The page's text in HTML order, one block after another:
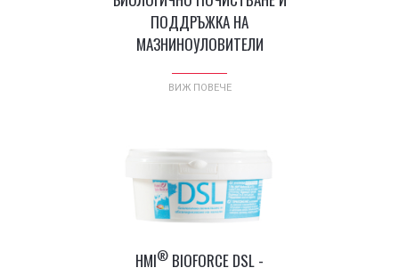
ПОДДРЪЖКА НА
МАЗНИНОУЛОВИТЕЛИ
ВИЖ ПОВЕЧЕ
HMI® BIOFORCE DSL -